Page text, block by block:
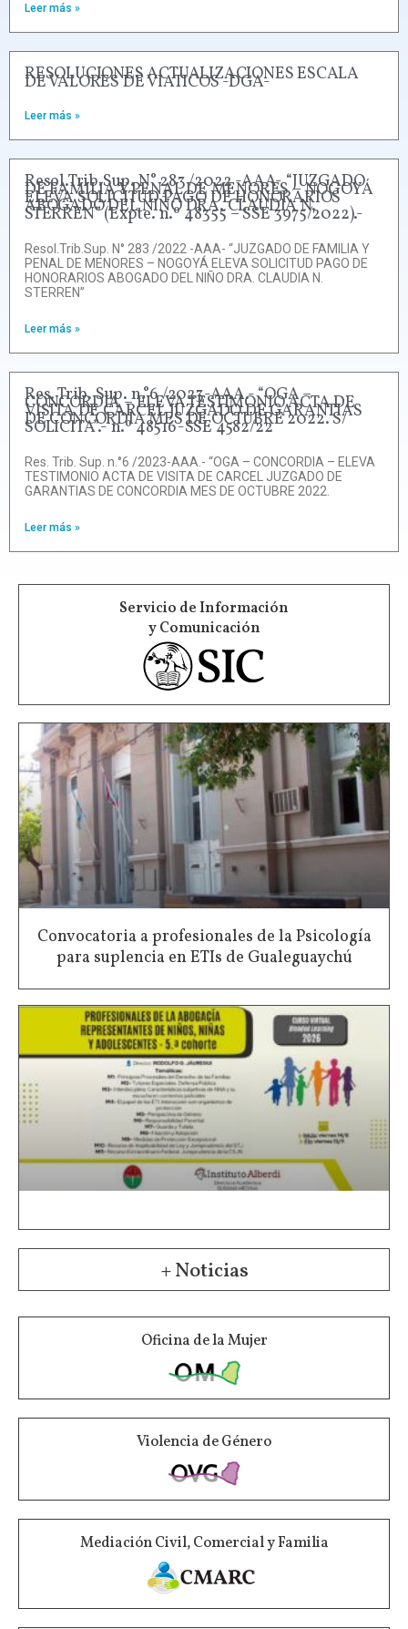
Leer más »
RESOLUCIONES ACTUALIZACIONES ESCALA
DE VALORES DE VIATICOS -DGA-
Leer más »
Resol.Trib.Sup. N° 283 /2022 -AAA- “JUZGADO
DE FAMILIA Y PENAL DE MENORES – NOGOYÁ
ELEVA SOLICITUD PAGO DE HONORARIOS
ABOGADO DEL NIÑO DRA. CLAUDIA N.
STERREN” (Expte. n.º 48355 – SSE 3975/2022).-
Resol.Trib.Sup. N° 283 /2022 -AAA- “JUZGADO DE FAMILIA Y
PENAL DE MENORES – NOGOYÁ ELEVA SOLICITUD PAGO DE
HONORARIOS ABOGADO DEL NIÑO DRA. CLAUDIA N.
STERREN”
Leer más »
Res. Trib. Sup. n.°6 /2023-AAA.- “OGA –
CONCORDIA – ELEVA TESTIMONIO ACTA DE
VISITA DE CARCEL JUZGADO DE GARANTIAS
DE CONCORDIA MES DE OCTUBRE 2022. S/
SOLICITA”.- n.º 48516-SSE 4582/22
Res. Trib. Sup. n.°6 /2023-AAA.- “OGA – CONCORDIA – ELEVA
TESTIMONIO ACTA DE VISITA DE CARCEL JUZGADO DE
GARANTIAS DE CONCORDIA MES DE OCTUBRE 2022.
Leer más »
Servicio de Información
y Comunicación
Convocatoria a profesionales de la Psicología
para suplencia en ETIs de Gualeguaychú
+ Noticias
Oficina de la Mujer
Violencia de Género
Mediación Civil, Comercial y Familia